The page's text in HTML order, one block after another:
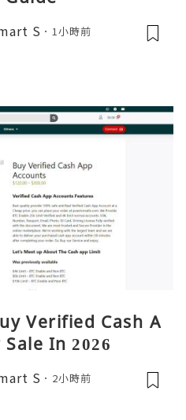
S 1小時前
Verified Cash A
In 2026
S 2小時前